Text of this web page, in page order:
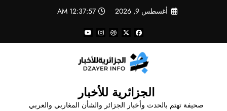
أغسطس 9, 2026 12:37:57 AM
الجزائرية للأخبار
صحيفة تهتم بالحدث وأخبار الجزائر والشأن المغاربي والعربي